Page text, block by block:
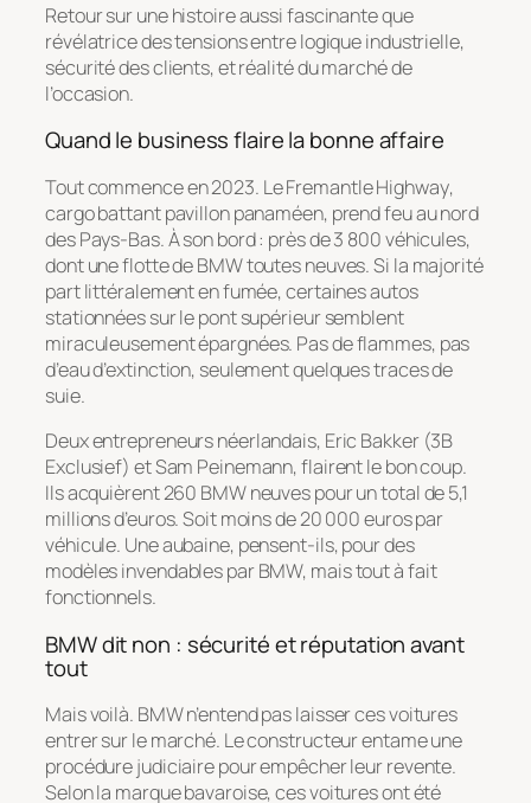
Retour sur une histoire aussi fascinante que
révélatrice des tensions entre logique industrielle,
sécurité des clients, et réalité du marché de
l’occasion.
Quand le business flaire la bonne affaire
Tout commence en 2023. LeFremantle Highway,
cargo battant pavillon panaméen, prend feu au nord
des Pays-Bas. À son bord : près de 3 800 véhicules,
dont une flotte de BMW toutes neuves. Si la majorité
part littéralement en fumée, certaines autos
stationnées sur le pont supérieur semblent
miraculeusement épargnées. Pas de flammes, pas
d’eau d’extinction, seulement quelques traces de
suie.
Deux entrepreneurs néerlandais, Eric Bakker (3B
Exclusief) et Sam Peinemann, flairent le bon coup.
Ils acquièrent 260 BMW neuves pour un total de 5,1
millions d’euros. Soit moins de 20 000 euros par
véhicule. Une aubaine, pensent-ils, pour des
modèles invendables par BMW, mais tout à fait
fonctionnels.
BMW dit non : sécurité et réputation avant
tout
Mais voilà. BMW n’entend pas laisser ces voitures
entrer sur le marché. Le constructeur entame une
procédure judiciaire pour empêcher leur revente.
Selon la marque bavaroise, ces voitures ont été